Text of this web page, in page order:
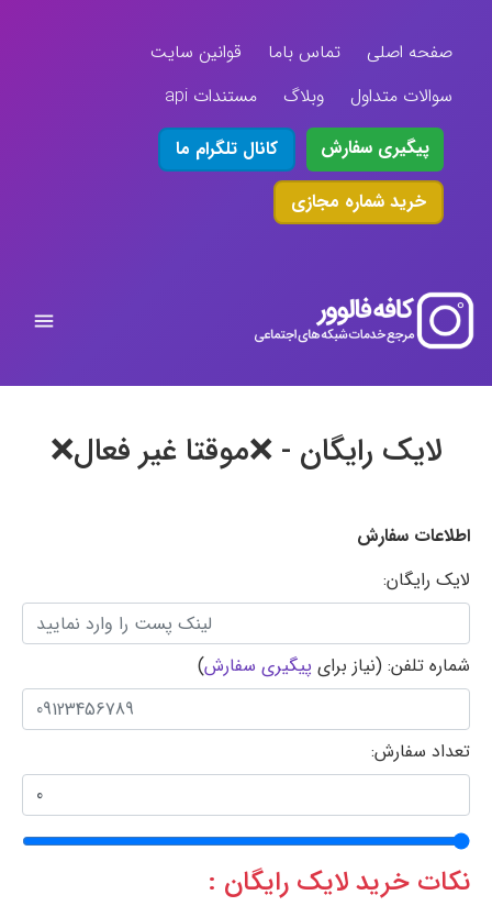
صفحه اصلی تماس باما
قوانین سایت
سوالات متداول
وبلاگ
مستندات api
پیگیری سفارش
کانال تلگرام ما
خرید شماره مجازی
لایک رایگان - ❌موقتا غیر فعال❌
اطلاعات سفارش
لایک رایگان:
شماره تلفن: (نیاز برای پیگیری سفارش)
تعداد سفارش:
نکات خرید لایک رایگان :